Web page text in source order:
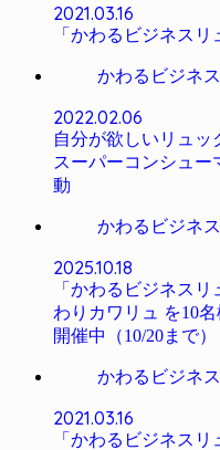
2021.03.16
「かわるビジネス
かわるビジネ
2022.02.06
自分が欲しいリュッ
スーパーコンシュ
動
かわるビジネ
2025.10.18
「かわるビジネス
わりカワリュ を10
開催中（10/20まで）
かわるビジネ
2021.03.16
「かわるビジネス